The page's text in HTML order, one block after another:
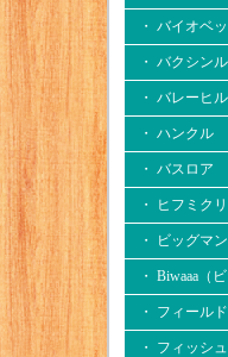
・ バイオベ
・ バクシン
・ バレーヒル
・ ハンクル
・ バスロア
・ ヒフミク
・ ビッグマン
・ Biwaaa（ビ
・ フィール
・ フィッシ